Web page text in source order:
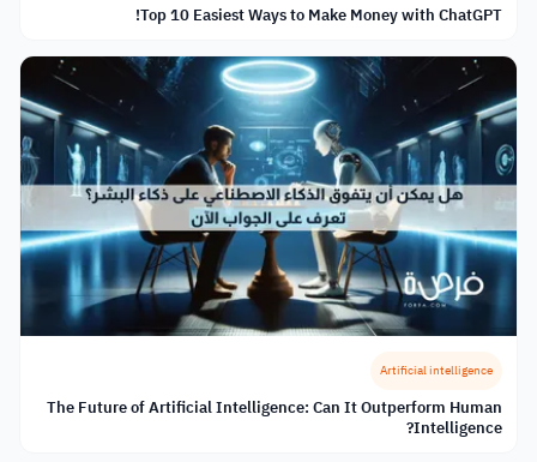
Top 10 Easiest Ways to Make Money with ChatGPT!
Artificial intelligence
The Future of Artificial Intelligence: Can It Outperform Human
Intelligence?